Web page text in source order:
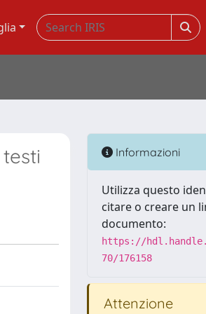
Informazioni
Utilizza questo
citare o creare un
documento:
https://
70/176158
Attenzione